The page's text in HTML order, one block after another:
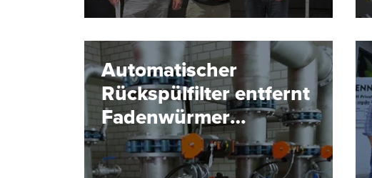
Automatischer
Rückspülfilter entfernt
Fadenwürmer
zuverlässig aus dem
Trinkwasser